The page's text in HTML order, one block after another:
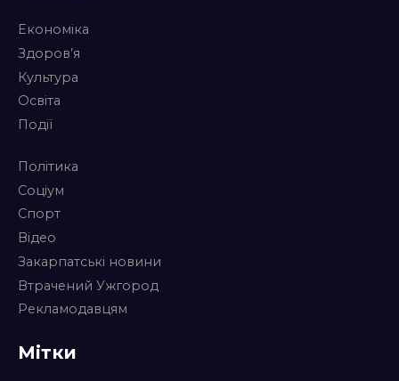
Економіка
Здоров’я
Культура
Освіта
Події
Політика
Соціум
Спорт
Відео
Закарпатські новини
Втрачений Ужгород
Рекламодавцям
Мітки